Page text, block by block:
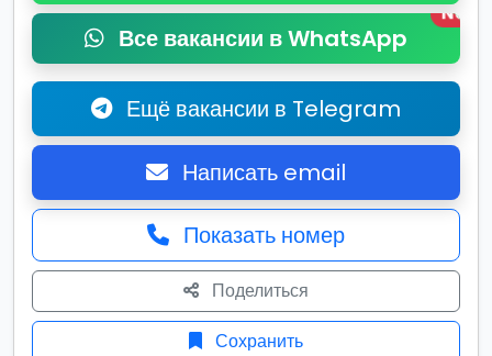
Все вакансии в WhatsApp
New
Ещё вакансии в Telegram
Написать email
Показать номер
Поделиться
Сохранить